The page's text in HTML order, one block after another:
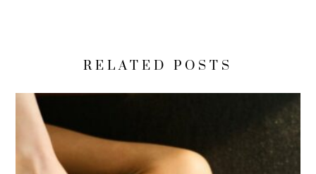
RELATED POSTS